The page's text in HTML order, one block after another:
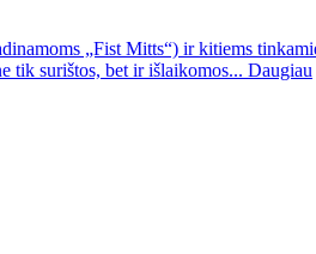
„Fist Mitts“) ir kitiems
tik surištos, bet ir išlaikomos... Daugiau